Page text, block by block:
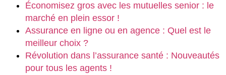
Économisez gros avec les mutuelles senior : le
marché en plein essor !
Assurance en ligne ou en agence : Quel est le
meilleur choix ?
Révolution dans l’assurance santé : Nouveautés
pour tous les agents !